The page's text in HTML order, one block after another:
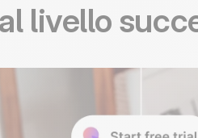
livello